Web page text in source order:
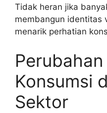
Tidak heran jika
membangun identitas
menarik perhatian
Perubahan
Konsumsi
Sektor